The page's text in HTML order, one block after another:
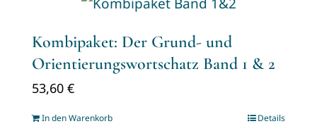
Kombipaket: Der Grund- und
Orientierungswortschatz Band 1 & 2
53,60 €
In den Warenkorb Details